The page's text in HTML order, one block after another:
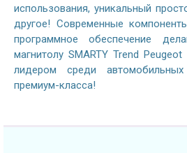
использования, уникальный
другое! Современные
программное обеспечение
магнитолу SMARTY Trend
лидером среди автомобильных
премиум-класса!